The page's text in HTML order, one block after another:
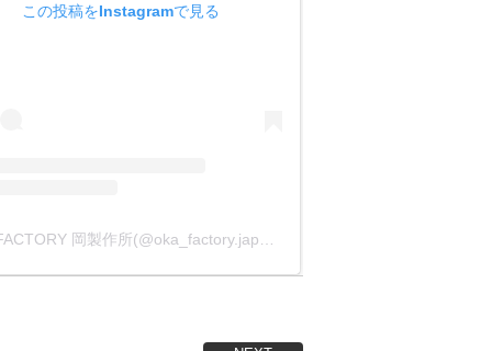
この投稿をInstagramで見る